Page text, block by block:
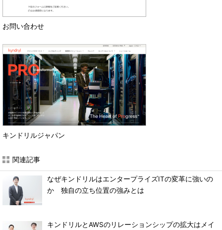
お問い合わせ
キンドリルジャパン
関連記事
なぜキンドリルはエンタープライズITの変革に強いの
か 独自の立ち位置の強みとは
キンドリルとAWSのリレーションシップの拡大はメイ